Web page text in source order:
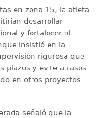
en zona 15, la atleta
desarrollar
y fortalecer el
insistió en la
rigurosa que
plazos y evite atrasos
en otros proyectos
señaló que la